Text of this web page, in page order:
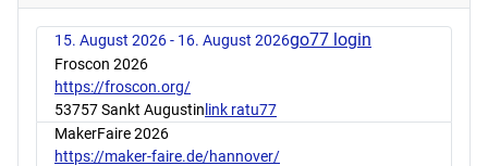
15. August 2026 - 16. August 2026go77 login
Froscon 2026
https://froscon.org/
53757 Sankt Augustin link ratu77
MakerFaire 2026
https://maker-faire.de/hannover/